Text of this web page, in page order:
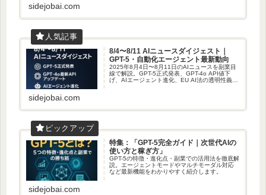
sidejobai.com
8/4〜8/11 AIニュースダイジェスト｜
GPT-5・自動化エージェント最新動向
2025年8月4日〜8月11日のAIニュースを副業目
線で解説。GPT-5正式発表、GPT-4o API値下
げ、AIエージェント進化、EU AI法の透明性義務
sidejobai.com
特集：「GPT-5完全ガイド｜次世代AIの
使い方と稼ぎ方」
GPT-5の特徴・進化点・副業での活用法を徹底解
説。エージェントモードやマルチモーダル対応
など最新機能をわかりやすく紹介します。
sidejobai.com